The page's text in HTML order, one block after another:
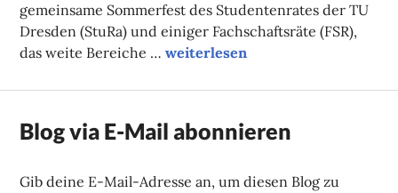
gemeinsame Sommerfest des Studentenrates der TU
Dresden (StuRa) und einiger Fachschaftsräte (FSR),
das weite Bereiche …Vorschriftsgemäßes
weiterlesen
Blog via E-Mail abonnieren
Gib deine E-Mail-Adresse an, um diesen Blog zu